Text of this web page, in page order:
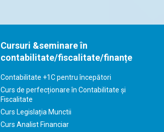
Cursuri &seminare în
contabilitate/fiscalitate/finanțe
Contabilitate +1C pentru începători
Curs de perfecționare în Contabilitate și
Fiscalitate
Curs Legislația Munctii
Curs Analist Financiar